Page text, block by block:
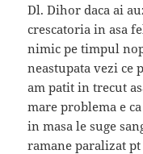
Dl. Dihor daca ai
crescatoria in asa
nimic pe timpul
neastupata vezi ce
am patit in trecut
mare problema e
in masa le suge
ramane paralizat